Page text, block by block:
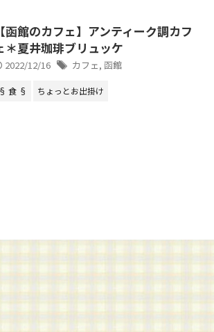
【函館のカフェ】アンティーク調カフ
＊夏井珈琲ブリュッケ
2022/12/16 カフェ, 函館
§ 食 § ちょっとお出掛け